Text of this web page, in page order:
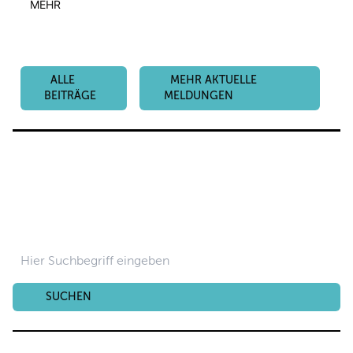
MEHR
ALLE
BEITRÄGE
MEHR AKTUELLE
MELDUNGEN
SUCHEN